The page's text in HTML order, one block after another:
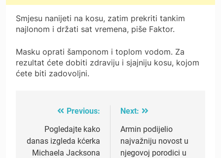
Smjesu nanijeti na kosu, zatim prekriti tankim
najlonom i držati sat vremena, piše Faktor.
Masku oprati šamponom i toplom vodom. Za
rezultat ćete dobiti zdraviju i sjajniju kosu, kojom
ćete biti zadovoljni.
navigation
Previous:
Pogledajte kako
danas izgleda kćerka
Michaela Jacksona
Next:
Armin podijelio
najvažniju novost u
njegovoj porodici u